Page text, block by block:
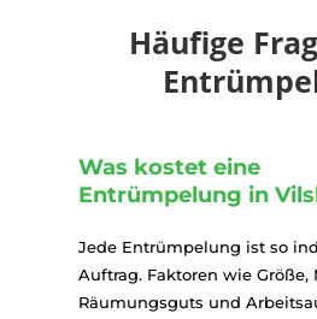
Häufige
Was kostet eine
Entrümpelung in
Jede Entrümpelung ist so
Auftrag. Faktoren wie Größe,
Räumungsguts und